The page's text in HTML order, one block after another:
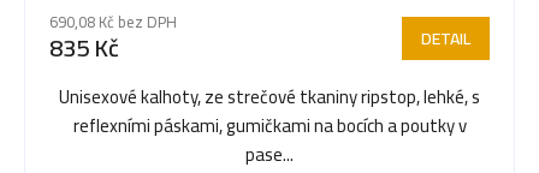
690,08 Kč bez DPH
835 Kč DETAIL
Unisexové kalhoty, ze strečové tkaniny ripstop, lehké, s
reflexními páskami, gumičkami na bocích a poutky v
pase...